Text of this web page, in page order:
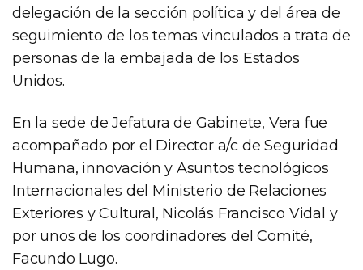
delegación de la sección política y del área de
seguimiento de los temas vinculados a trata de
personas de la embajada de los Estados
Unidos.
En la sede de Jefatura de Gabinete, Vera fue
acompañado por el Director a/c de Seguridad
Humana, innovación y Asuntos tecnológicos
Internacionales del Ministerio de Relaciones
Exteriores y Cultural, Nicolás Francisco Vidal y
por unos de los coordinadores del Comité,
Facundo Lugo.